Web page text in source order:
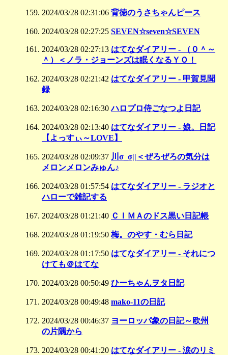
2024/03/28 02:31:06 背徳のうさちゃんピース
2024/03/28 02:27:25 SEVEN☆seven☆SEVEN
2024/03/28 02:27:13 はてなダイアリー - （０＾～
＾）＜ノラ・ジョーンズは眠くなるＹＯ！
2024/03/28 02:21:42 はてなダイアリー - 甲賀見聞
録
2024/03/28 02:16:30 ハロプロ侍ごなつよ日記
2024/03/28 02:13:40 はてなダイアリー - 娘。日記
【よっすぃ～LOVE】
2024/03/28 02:09:37 川σ_σ||＜ぜろぜろの気分は
メロンメロンみゅん♪
2024/03/28 01:57:54 はてなダイアリー - ラジオと
ハローで雑記する
2024/03/28 01:21:40 ＣＩＭＡのドス黒い日記帳
2024/03/28 01:19:50 梅。のやす・むら日記
2024/03/28 01:17:50 はてなダイアリー - それにつ
けても＠はてな
2024/03/28 00:50:49 ひーちゃんヲタ日記
2024/03/28 00:49:48 mako-11の日記
2024/03/28 00:46:37 ヨーロッパ象の日記～欧州
の片隅から
2024/03/28 00:41:20 はてなダイアリー - 涙のリミ